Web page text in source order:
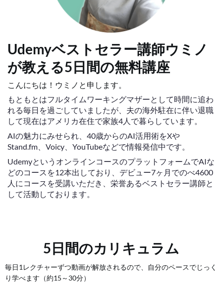
Udemyベストセラー講師ウミノ
が教える5日間の無料講座
こんにちは！ウミノと申します。
もともとはフルタイムワーキングマザーとして時間に追わ
れる毎日を過ごしていましたが、夫の海外駐在に伴い退職
して現在はアメリカ在住で家族4人で暮らしています。
AIの魅力にみせられ、40歳からのAI活用術をXや
Stand.fm、Voicy、YouTubeなどで情報発信中です。
UdemyというオンラインコースのプラットフォームでAIな
どのコースを12本出しており、デビュー7ヶ月でのべ4600
人にコースを受講いただき、栄誉あるベストセラー講師と
して活動しております。
5日間のカリキュラム
毎日1レクチャーずつ動画が解放されるので、自分のペースでじっく
り学べます（約15～30分）